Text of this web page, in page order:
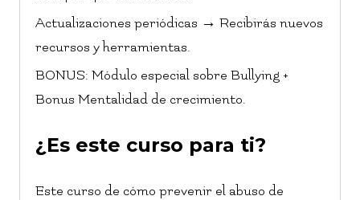
Actualizaciones periódicas → Recibirás nuevos
recursos y herramientas.
BONUS: Módulo especial sobre Bullying +
Bonus Mentalidad de crecimiento.
¿Es este curso para ti?
Este curso de cómo prevenir el abuso de